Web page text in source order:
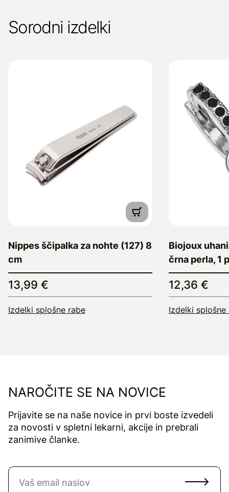
Sorodni izdelki
Nippes ščipalka za nohte (127) 8
cm
13,99 €
Izdelki splošne rabe
Biojoux
črna perla, 1
12,36 €
Izdelki splošne
NAROČITE SE NA NOVICE
Prijavite se na naše novice in prvi boste izvedeli
za novosti v spletni lekarni, akcije in prebrali
zanimive članke.
Naročite se na novice